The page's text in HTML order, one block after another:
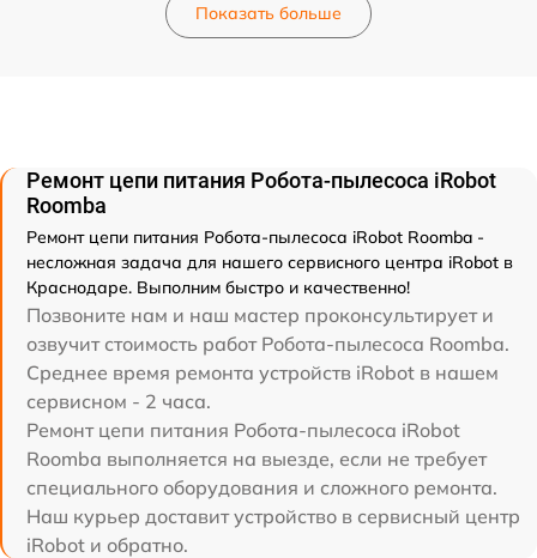
Показать больше
Ремонт цепи питания Робота-пылесоса iRobot
Roomba
Ремонт цепи питания Робота-пылесоса iRobot Roomba -
несложная задача для нашего сервисного центра iRobot в
Краснодаре. Выполним быстро и качественно!
Позвоните нам и наш мастер проконсультирует и
озвучит стоимость работ Робота-пылесоса Roomba.
Среднее время ремонта устройств iRobot в нашем
сервисном - 2 часа.
Ремонт цепи питания Робота-пылесоса iRobot
Roomba выполняется на выезде, если не требует
специального оборудования и сложного ремонта.
Наш курьер доставит устройство в сервисный центр
iRobot и обратно.